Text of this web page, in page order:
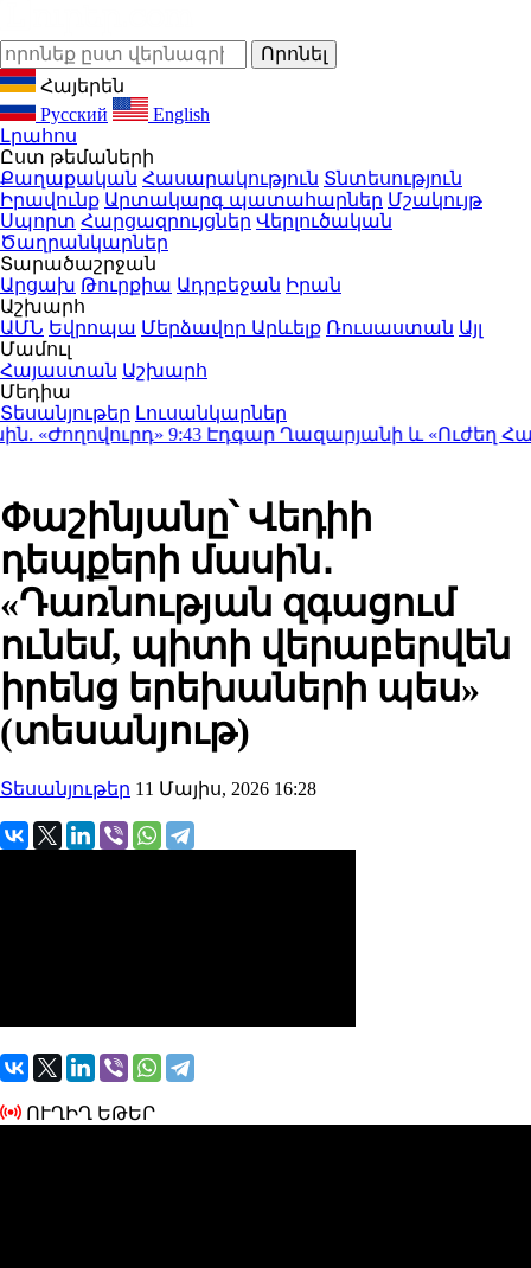
Հայերեն
Русский
English
Լրահոս
Ըստ թեմաների
Քաղաքական Հասարակություն Տնտեսություն
Իրավունք Արտակարգ պատահարներ Մշակույթ
Սպորտ Հարցազրույցներ Վերլուծական
Ծաղրանկարներ
Տարածաշրջան
Արցախ Թուրքիա Ադրբեջան Իրան
Աշխարհ
ԱՄՆ Եվրոպա Մերձավոր Արևելք Ռուսաստան Այլ
Մամուլ
Հայաստան Աշխարհ
Մեդիա
Տեսանյութեր Լուսանկարներ
9:43 Էդգար Ղազարյանի և «Ուժեղ
Փաշինյանը՝ Վեդիի
դեպքերի մասին․
«Դառնության զգացում
ունեմ, պիտի վերաբերվեն
իրենց երեխաների պես»
(տեսանյութ)
Տեսանյութեր 11 Մայիս, 2026 16:28
ՈՒՂԻՂ ԵԹԵՐ